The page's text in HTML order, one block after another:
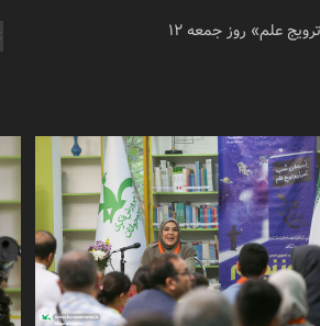
ویژه‌برنامه‌ روز جهانی و هفته نجوم کانون پرورش فکری کودکان و نوجوانان با عنوان «آسمان شب؛ آموزش و ترویج علم» روز جمعه ۱۲